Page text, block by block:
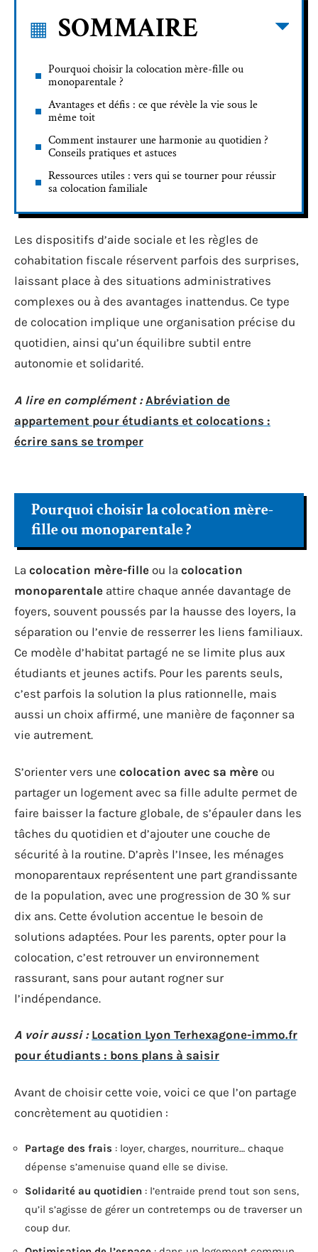
SOMMAIRE
Pourquoi choisir la colocation mère-fille ou
monoparentale ?
Avantages et défis : ce que révèle la vie sous le
même toit
Comment instaurer une harmonie au quotidien ?
Conseils pratiques et astuces
Ressources utiles : vers qui se tourner pour réussir
sa colocation familiale
Les dispositifs d’aide sociale et les règles de
cohabitation fiscale réservent parfois des surprises,
laissant place à des situations administratives
complexes ou à des avantages inattendus. Ce type
de colocation implique une organisation précise du
quotidien, ainsi qu’un équilibre subtil entre
autonomie et solidarité.
A lire en complément : Abréviation de
appartement pour étudiants et colocations :
écrire sans se tromper
Pourquoi choisir la colocation mère-
fille ou monoparentale ?
La colocation mère-fille ou la colocation
monoparentale attire chaque année davantage de
foyers, souvent poussés par la hausse des loyers, la
séparation ou l’envie de resserrer les liens familiaux.
Ce modèle d’habitat partagé ne se limite plus aux
étudiants et jeunes actifs. Pour les parents seuls,
c’est parfois la solution la plus rationnelle, mais
aussi un choix affirmé, une manière de façonner sa
vie autrement.
S’orienter vers une colocation avec sa mère ou
partager un logement avec sa fille adulte permet de
faire baisser la facture globale, de s’épauler dans les
tâches du quotidien et d’ajouter une couche de
sécurité à la routine. D’après l’Insee, les ménages
monoparentaux représentent une part grandissante
de la population, avec une progression de 30 % sur
dix ans. Cette évolution accentue le besoin de
solutions adaptées. Pour les parents, opter pour la
colocation, c’est retrouver un environnement
rassurant, sans pour autant rogner sur
l’indépendance.
A voir aussi : Location Lyon Terhexagone-immo.fr
pour étudiants : bons plans à saisir
Avant de choisir cette voie, voici ce que l’on partage
concrètement au quotidien :
Partage des frais : loyer, charges, nourriture… chaque
dépense s’amenuise quand elle se divise.
Solidarité au quotidien : l’entraide prend tout son sens,
qu’il s’agisse de gérer un contretemps ou de traverser un
coup dur.